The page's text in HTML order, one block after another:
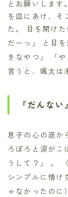
とお願いします
を皿にあけ、そ
た。 目を開け
だーっ」
と目
きなやつ」
「
言うと、颯太は
『だんな
息子の心の底か
ろぽろと涙がこ
うして？」 。
シンプルに情け
ゃなかったのに